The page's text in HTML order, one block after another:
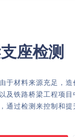
座检测
于材料来源充足，
及铁路桥梁工程项
通过检测来控制和